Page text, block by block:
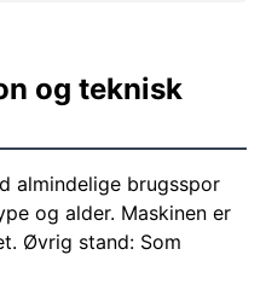
og teknisk
almindelige brugsspor
og alder. Maskinen er
Øvrig stand: Som